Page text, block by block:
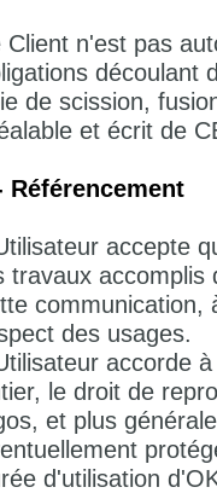
Client n'est pas
découlant
de scission,
et écrit de
Référencement
accepte
travaux accomplis
communication,
des usages.
accorde
le droit de
et plus
d'utilisation